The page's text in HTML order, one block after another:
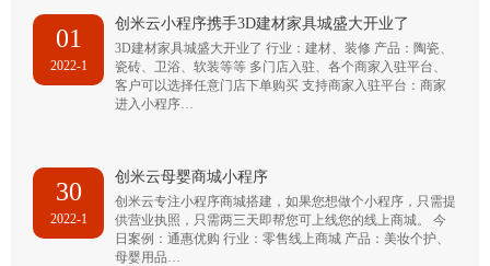
01
2022-1
创米云小程序携手3D建材家具城盛大开业了
3D建材家具城盛大开业了 行业：建材、装修 产品：陶瓷、
瓷砖、卫浴、软装等等 多门店入驻、各个商家入驻平台、
客户可以选择任意门店下单购买 支持商家入驻平台：商家
进入小程序…
30
2022-1
创米云母婴商城小程序
创米云专注小程序商城搭建，如果您想做个小程序，只需提
供营业执照，只需两三天即帮您可上线您的线上商城。 今
日案例：通惠优购 行业：零售线上商城 产品：美妆个护、
母婴用品…